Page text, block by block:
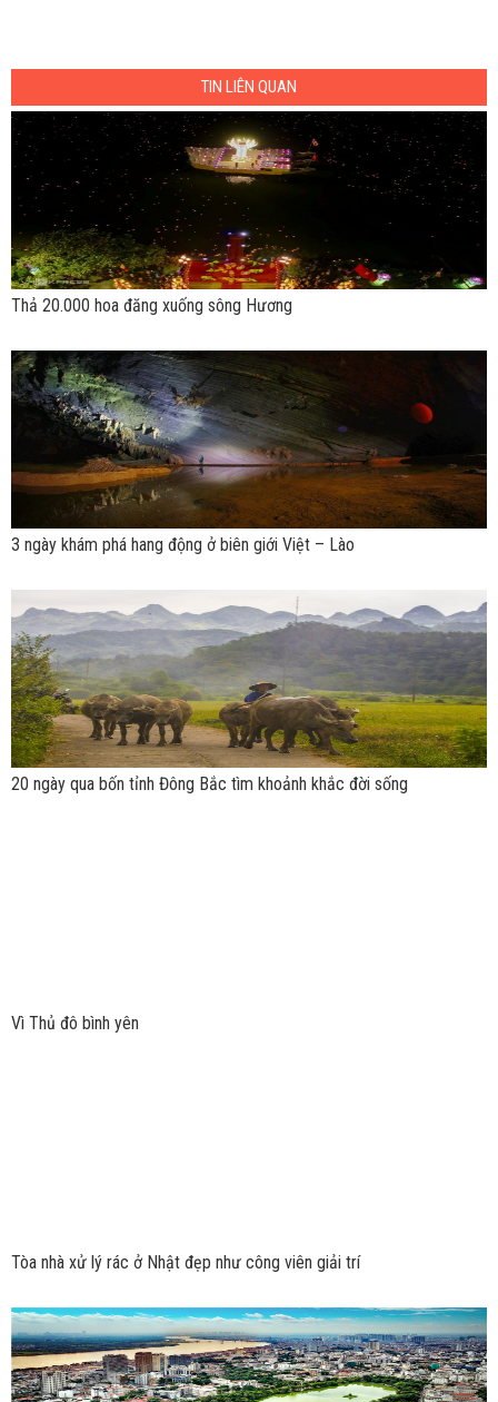
TIN LIÊN QUAN
Thả 20.000 hoa đăng xuống sông Hương
3 ngày khám phá hang động ở biên giới Việt – Lào
20 ngày qua bốn tỉnh Đông Bắc tìm khoảnh khắc đời sống
Vì Thủ đô bình yên
Tòa nhà xử lý rác ở Nhật đẹp như công viên giải trí